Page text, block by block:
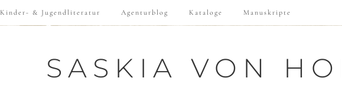
Kinder- & Jugendliteratur Agenturblog Kataloge Manuskripte
SASKIA VON